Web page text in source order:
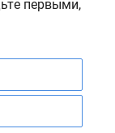
первыми,